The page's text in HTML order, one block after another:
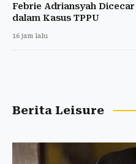
Febrie Adriansyah
dalam Kasus TPPU
16 jam lalu
Berita Leisure